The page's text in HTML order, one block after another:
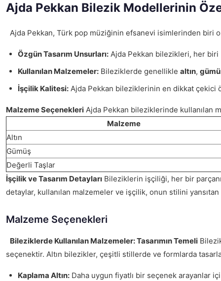
Ajda Pekkan Bilezik Modellerinin
Ajda Pekkan, Türk pop müziğinin efsanevi isimlerinden biri
Özgün Tasarım Unsurları: Ajda Pekkan bilezikleri, her biri
Kullanılan Malzemeler: Bileziklerde genellikle altın,
İşçilik Kalitesi: Ajda Pekkan bileziklerinin en dikkat
Malzeme Seçenekleri Ajda Pekkan bileziklerinde kullanılan
Malzeme
Altın
Gümüş
Değerli Taşlar
İşçilik ve Tasarım Detayları Bileziklerin işçiliği, her bir
detaylar, kullanılan malzemeler ve işçilik, onun stilini
Malzeme Seçenekleri
Bileziklerde Kullanılan Malzemeler: Tasarımın Temeli
seçenektir. Altın bilezikler, çeşitli stillerde ve formlarda
Kaplama Altın: Daha uygun fiyatlı bir seçenek arayanlar